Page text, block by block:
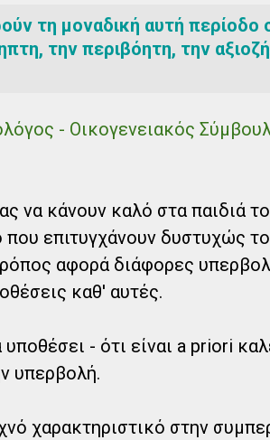
τη μοναδική αυτή περίοδο
την περιβόητη, την
- Οικογενειακός
να κάνουν καλό στα παιδιά
επιτυγχάνουν δυστυχώς
αφορά διάφορες
καθ' αυτές.
- ότι είναι a priori
υπερβολή.
χαρακτηριστικό στην